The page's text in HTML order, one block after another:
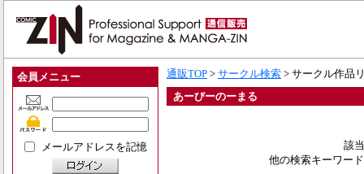
会員メニュー
メールアドレスを記憶
通販TOP > サークル検索 > サークル作品
あーびーのーまる
該
他の検索キーワー